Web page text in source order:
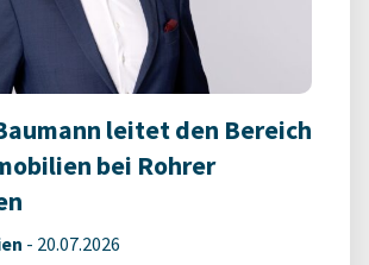
leitet den Bereich
bei Rohrer
- 20.07.2026